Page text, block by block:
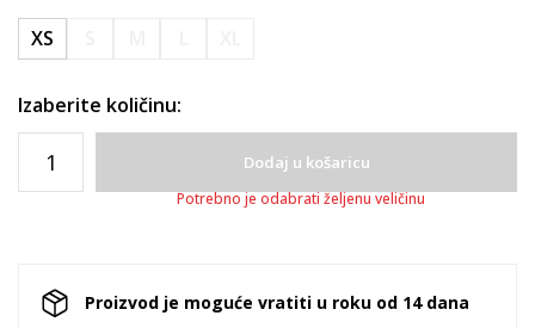
XS
Izaberite količinu:
Dodaj u košaricu
Potrebno je odabrati željenu veličinu
Proizvod je moguće vratiti u roku od 14 dana